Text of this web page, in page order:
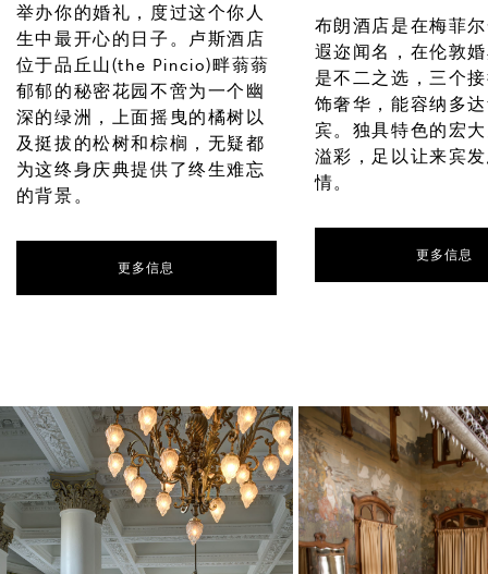
举办你的婚礼，度过这个你人
生中最开心的日子。卢斯酒店
位于品丘山(the Pincio)畔蓊蓊
郁郁的秘密花园不啻为一个幽
深的绿洲，上面摇曳的橘树以
及挺拔的松树和棕榈，无疑都
为这终身庆典提供了终生难忘
的背景。
更多信息
布朗酒店是在梅菲
遐迩闻名，在伦敦
是不二之选，三个
饰奢华，能容纳多
宾。独具特色的宏
溢彩，足以让来宾
情。
更多信息